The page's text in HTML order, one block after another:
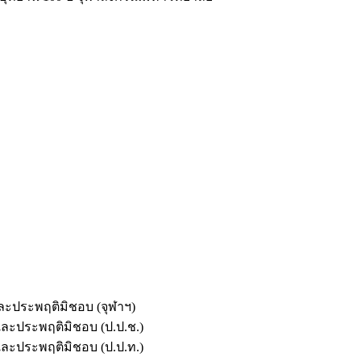
ะประพฤติมิชอบ (จุฬาฯ)
ะประพฤติมิชอบ (ป.ป.ช.)
ะประพฤติมิชอบ (ป.ป.ท.)